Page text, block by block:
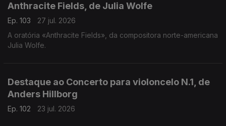
Anthracite Fields, de Julia Wolfe
Ep. 103
27 jul. 2026
A oratória «Anthracite Fields», da compositora norte-americana
Julia Wolfe.
Destaque ao Concerto para violoncelo N.1, de
Anders Hillborg
Ep. 102 23 jul. 2026